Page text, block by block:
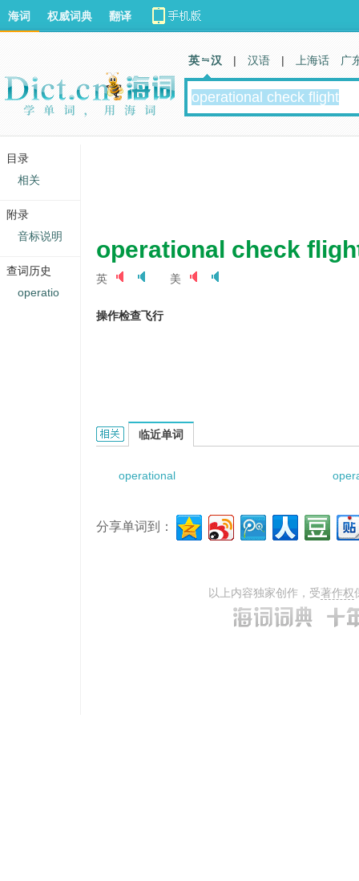
operational check
英 美
操作检查飞行
Operational Check Flight的相关资料：
临近单词
operational
分享单词到：
以上内容独家创作，受著作权
海词 权威词典 翻译
英 汉 | 汉语 | 上海话 广
目录
相关
附录
音标说明
查词历史
operatio